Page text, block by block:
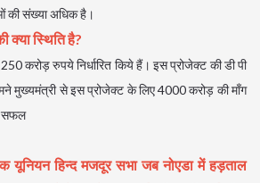
की संख्या अधिक है।
क्या स्थिति है?
करोड़ रुपये निर्धारित किये हैं। इस प्रोजेक्ट की डी पी
मुख्यमंत्री से इस प्रोजेक्ट के लिए 4000 करोड़ की माँग
सफल
यूनियन हिन्द मजदूर सभा जब नोएडा में हड़ताल